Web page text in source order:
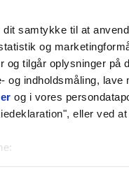
samtykke til at
og
og tilgår oplysninger på
og indholdsmåling,
og i vores
eller ved